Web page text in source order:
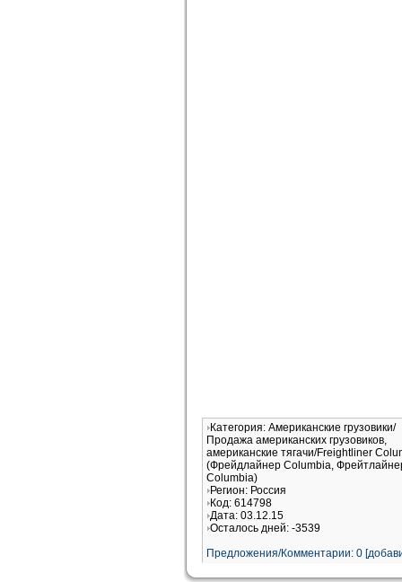
Категория: Американские грузовики/
Продажа американских грузовиков,
американские тягачи/Freightliner
(Фрейдлайнер Columbia,
Columbia)
Регион: Россия
Код: 614798
Дата: 03.12.15
Осталось дней: -3539
Предложения/Комментарии: 0